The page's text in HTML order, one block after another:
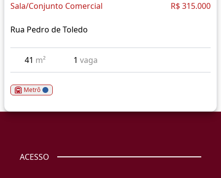
Sala/Conjunto Comercial R$ 315.000
Rua Pedro de Toledo
41 m² 1 vaga
Metrô
ACESSO